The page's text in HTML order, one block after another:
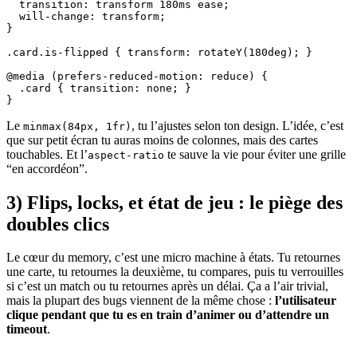
  transition: transform 180ms ease;
  will-change: transform;
}
.card.is-flipped { transform: rotateY(180deg); }
@media (prefers-reduced-motion: reduce) {
  .card { transition: none; }
}
Le minmax(84px, 1fr) , tu l’ajustes selon ton design. L’idée, c’est
que sur petit écran tu auras moins de colonnes, mais des cartes
touchables. Et l’aspect-ratio te sauve la vie pour éviter une grille
“en accordéon”.
3) Flips, locks, et état de jeu : le piège des
doubles clics
Le cœur du memory, c’est une micro machine à états. Tu retournes
une carte, tu retournes la deuxième, tu compares, puis tu verrouilles
si c’est un match ou tu retournes après un délai. Ça a l’air trivial,
mais la plupart des bugs viennent de la même chose : l’utilisateur
clique pendant que tu es en train d’animer ou d’attendre un
timeout.